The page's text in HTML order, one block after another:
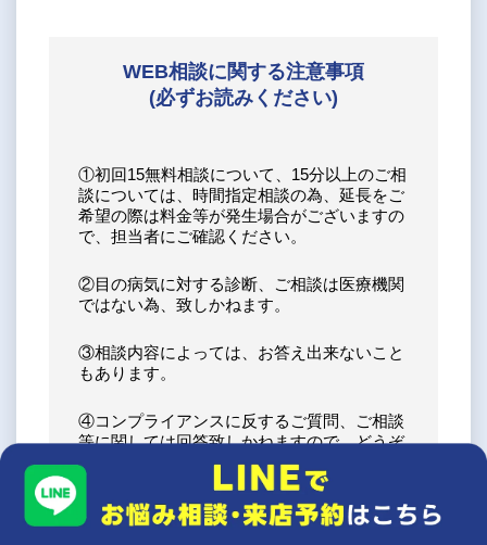
WEB相談に関する注意事項
(必ずお読みください)
①初回15無料相談について、15分以上のご相
談については、時間指定相談の為、延長をご
希望の際は料金等が発生場合がございますの
で、担当者にご確認ください。
②目の病気に対する診断、ご相談は医療機関
ではない為、致しかねます。
③相談内容によっては、お答え出来ないこと
もあります。
④コンプライアンスに反するご質問、ご相談
等に関しては回答致しかねますので、どうぞ
ご了承ください。
⑤ウェブ相談中の画面録画や録音等はご遠慮
ください。